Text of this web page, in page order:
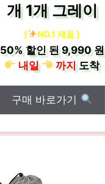
개 1개 그레이
[ NO.1 제품 ]
50%할인 된9,990 원
내일
까지도착
구매 바로가기